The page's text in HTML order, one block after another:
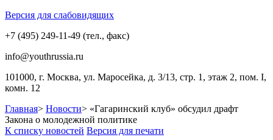
Версия для слабовидящих
+7 (495) 249-11-49 (тел., факс)
info@youthrussia.ru
101000, г. Москва, ул. Маросейка, д. 3/13, стр. 1, этаж 2, пом. I,
комн. 12
Главная> Новости> «Гагаринский клуб» обсудил драфт
Закона о молодежной политике
К списку новостей Версия для печати